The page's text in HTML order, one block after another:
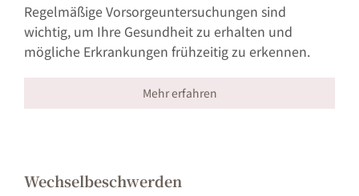
Regelmäßige Vorsorgeuntersuchungen sind
wichtig, um Ihre Gesundheit zu erhalten und
mögliche Erkrankungen frühzeitig zu erkennen.
Mehr erfahren
Wechselbeschwerden